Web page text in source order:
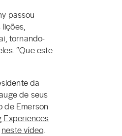
passou
tornando-
“Que este
da
de seus
de Emerson
Experiences
neste vídeo.